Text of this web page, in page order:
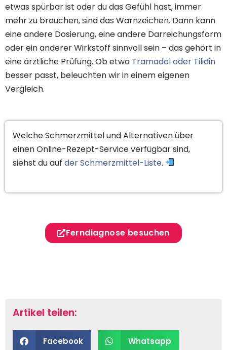
etwas spürbar ist oder du das Gefühl hast, immer
mehr zu brauchen, sind das Warnzeichen. Dann kann
eine andere Dosierung, eine andere Darreichungsform
oder ein anderer Wirkstoff sinnvoll sein – das gehört in
eine ärztliche Prüfung. Ob etwa Tramadol oder Tilidin
besser passt, beleuchten wir in einem eigenen
Vergleich.
Welche Schmerzmittel und Alternativen über
einen Online-Rezept-Service verfügbar sind,
siehst du auf der Schmerzmittel-Liste.
Ferndiagnose besuchen
Artikel teilen:
Facebook Whatsapp